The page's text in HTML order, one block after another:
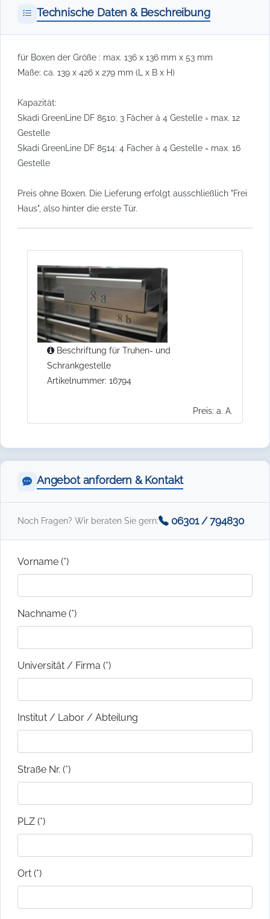
Technische Daten & Beschreibung
für Boxen der Größe : max. 136 x 136 mm x 53 mm
Maße: ca. 139 x 426 x 279 mm (L x B x H)
Kapazität:
Skadi GreenLine DF 8510: 3 Fächer à 4 Gestelle = max. 12
Gestelle
Skadi GreenLine DF 8514: 4 Fächer à 4 Gestelle = max. 16
Gestelle
Preis ohne Boxen. Die Lieferung erfolgt ausschließlich "Frei
Haus", also hinter die erste Tür.
Beschriftung für Truhen- und
Schrankgestelle
Artikelnummer: 16794
Preis: a. A.
Angebot anfordern & Kontakt
Noch Fragen? Wir beraten Sie gern: 06301 / 794830
Vorname (*)
Nachname (*)
Universität / Firma (*)
Institut / Labor / Abteilung
Straße Nr. (*)
PLZ (*)
Ort (*)